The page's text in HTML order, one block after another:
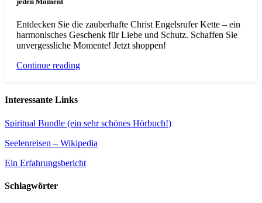
Entdecken Sie die zauberhafte Christ Engelsrufer Kette – ein
harmonisches Geschenk für Liebe und Schutz. Schaffen Sie
unvergessliche Momente! Jetzt shoppen!
Continue reading
Interessante Links
Spiritual Bundle (ein sehr schönes Hörbuch!)
Seelenreisen – Wikipedia
Ein Erfahrungsbericht
Schlagwörter